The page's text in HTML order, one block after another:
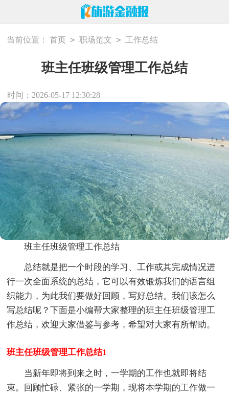
当前位置： 首页 > 职场范文 > 工作总结
班主任班级管理工作总结
时间：2026-05-17 12:30:28
班主任班级管理工作总结
总结就是把一个时段的学习、工作或其完成情况进
行一次全面系统的总结，它可以有效锻炼我们的语言组
织能力，为此我们要做好回顾，写好总结。我们该怎么
写总结呢？下面是小编帮大家整理的班主任班级管理工
作总结，欢迎大家借鉴与参考，希望对大家有所帮助。
班主任班级管理工作总结1
当新年即将到来之时，一学期的工作也就即将结
束。回顾忙碌、紧张的一学期，现将本学期的工作做一